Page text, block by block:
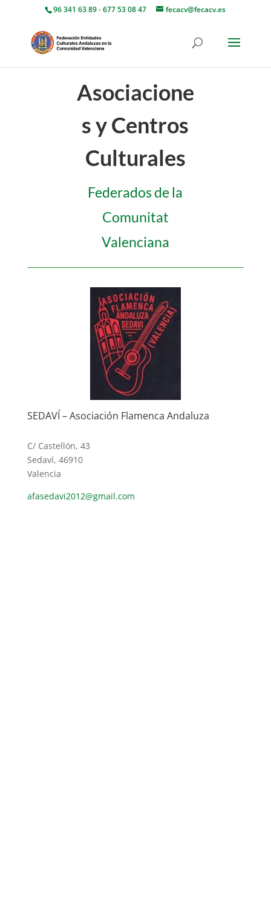
96 341 63 89 - 677 53 08 47 fecacv@fecacv.es
Asociacione
s y Centros
Culturales
Federados de la
Comunitat
Valenciana
SEDAVÍ – Asociación Flamenca Andaluza
C/ Castellón, 43
Sedaví, 46910
Valencia
afasedavi2012@gmail.com